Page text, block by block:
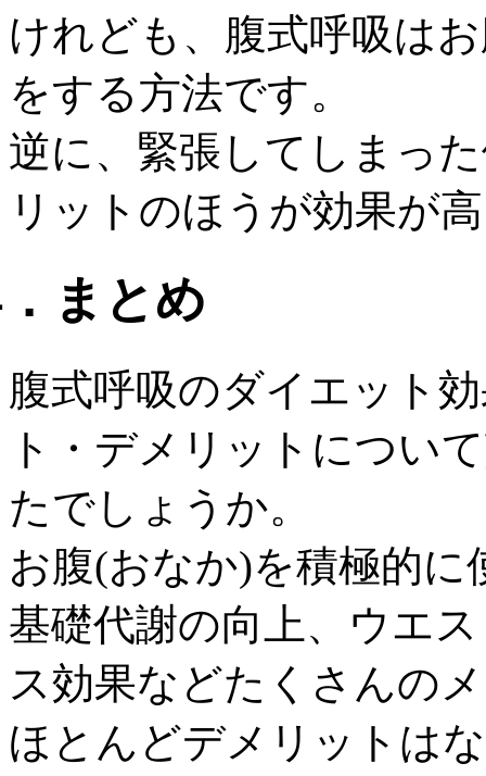
けれども、腹式呼吸は
をする方法です。
逆に、緊張してしまっ
リットのほうが効果が
まとめ
腹式呼吸のダイエット
ト・デメリットについ
たでしょうか。
お腹(おなか)を積極的
基礎代謝の向上、ウエ
ス効果などたくさんの
ほとんどデメリットは